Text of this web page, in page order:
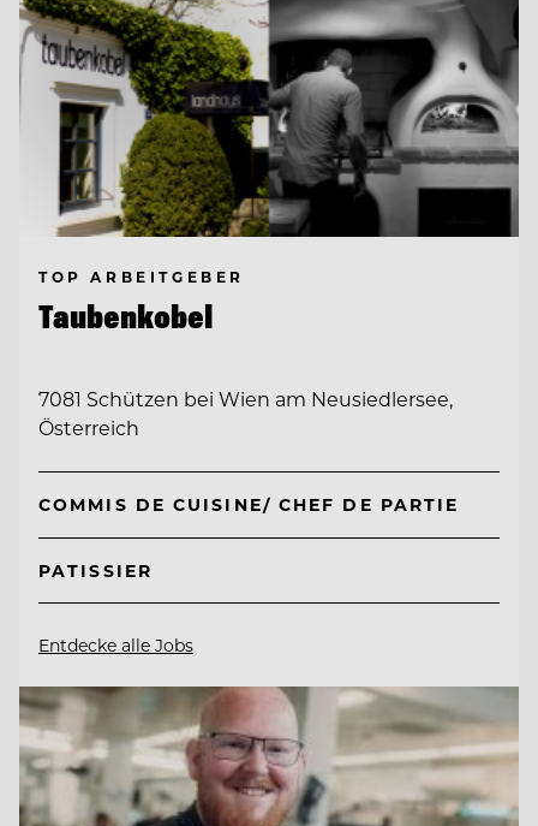
TOP ARBEITGEBER
Taubenkobel
7081 Schützen bei Wien am Neusiedlersee,
Österreich
COMMIS DE CUISINE/ CHEF DE PARTIE
PATISSIER
Entdecke alle Jobs